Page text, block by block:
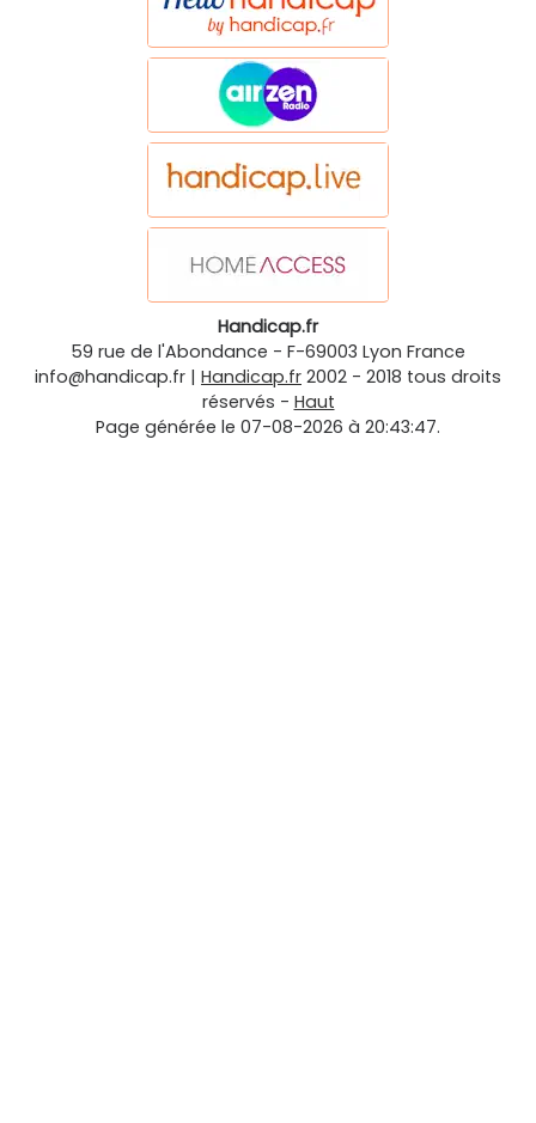
Handicap.fr
59 rue de l'Abondance - F-69003 Lyon France
info@handicap.fr | Handicap.fr 2002 - 2018 tous droits
réservés - Haut
Page générée le 07-08-2026 à 20:43:47.